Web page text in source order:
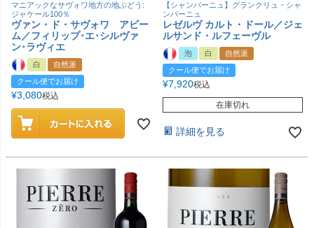
マニアックなサヴォワ地方の地ぶどう:
ジャケール100％
ヴァン・ド・サヴォワ アビー
ム／フィリップ･エ･シルヴァ
ン･ラヴィエ
白
自然派
クール便でお届け
¥3,080税込
【シャンパーニュ】グランクリュ・シャ
ンパーニュ
レゼルヴ カルト・ドール／ジェ
ルサンド・ルフェーヴル
泡 白
自然派
クール便でお届け
¥7,920税込
在庫切れ
詳細を見る